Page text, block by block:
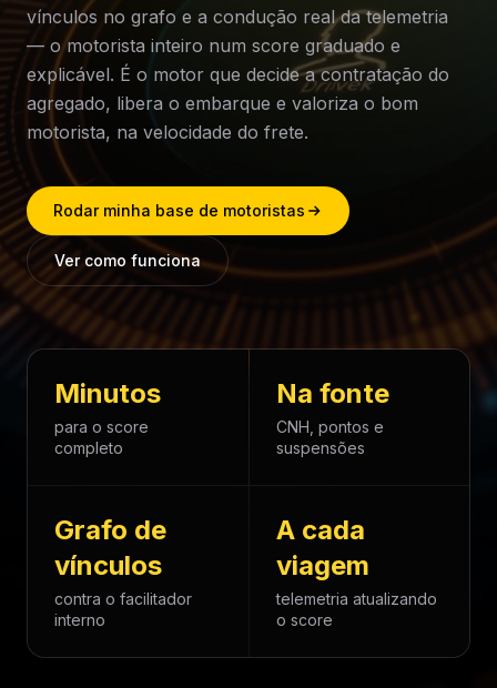
vínculos no grafo e a condução real da telemetria
— o motorista inteiro num score graduado e
explicável. É o motor que decide a contratação do
agregado, libera o embarque e valoriza o bom
motorista, na velocidade do frete.
Rodar minha base de motoristas
Ver como funciona
Minutos
para o score
completo
Na fonte
CNH, pontos e
suspensões
Grafo de
vínculos
contra o facilitador
interno
A cada
viagem
telemetria atualizando
o score